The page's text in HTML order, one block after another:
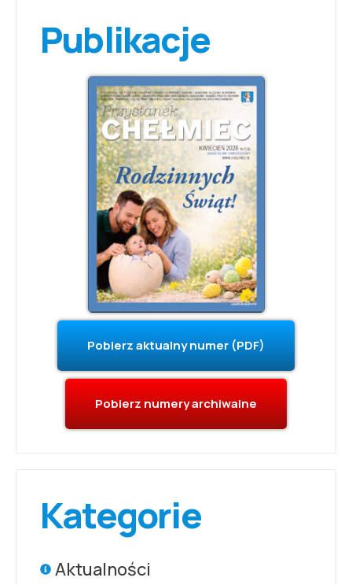
Publikacje
Pobierz aktualny numer (PDF)
Pobierz numery archiwalne
Kategorie
Aktualności